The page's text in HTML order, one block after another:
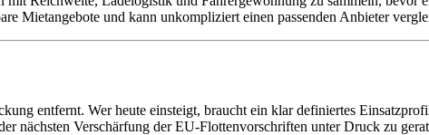
Mietangebote und kann unkompliziert einen passenden Anbieter
entfernt. Wer heute einsteigt, braucht ein klar definiertes
nächsten Verschärfung der EU-Flottenvorschriften unter Druck zu